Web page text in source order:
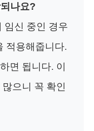
나요?
임신 중인 경우
적용해줍니다.
면 됩니다. 이
으니 꼭 확인